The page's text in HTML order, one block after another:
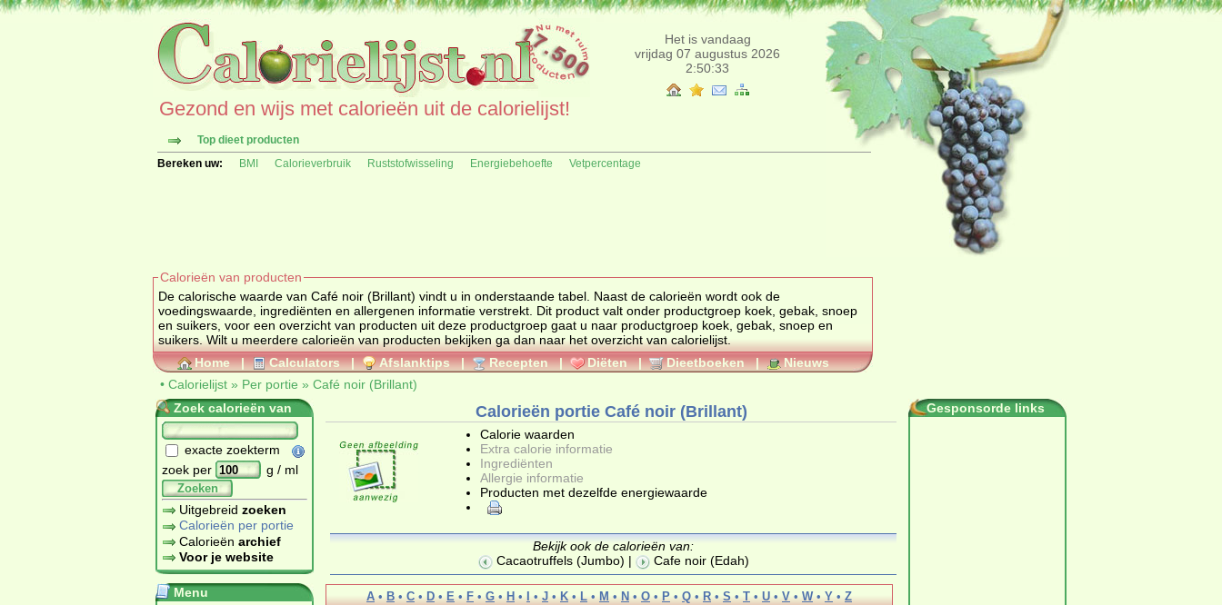
Het is vandaag
vrijdag 07 augustus 2026
2:50:33
Gezond en wijs met calorieën uit de calorielijst!
Top dieet producten
Bereken uw:
BMI Calorieverbruik Ruststofwisseling Energiebehoefte Vetpercentage
Calorieën van producten
De calorische waarde van Café noir (Brillant) vindt u in onderstaande tabel. Naast de calorieën wordt ook de
voedingswaarde, ingrediënten en allergenen informatie verstrekt. Dit product valt onder productgroep koek, gebak, snoep
en suikers , voor een overzicht van producten uit deze productgroep gaat u naar productgroep koek, gebak, snoep en
suikers
. Wilt u meerdere calorieën van producten bekijken ga dan naar het overzicht van calorielijst.
Home | Calculators | Afslanktips | Recepten | Diëten | Dieetboeken |
Nieuws
• Calorielijst » Per portie » Café noir (Brillant)
Zoek calorieën van
exacte zoekterm
zoek per
g / ml
Zoeken
Uitgebreid zoeken
Calorieën per portie
Calorieën archief
Voor je website
Menu
Calorieën portie Café noir (Brillant)
Calorie waarden
Extra calorie informatie
Ingrediënten
Allergie informatie
Producten met dezelfde energiewaarde
Bekijk ook de calorieën van:
Cacaotruffels (Jumbo) | Cafe noir (Edah)
A • B • C • D • E • F • G • H • I • J • K • L • M • N • O • P • Q • R • S • T • U • V • W • Y • Z
Gesponsorde links